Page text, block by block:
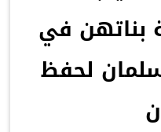
بناتهن في
لحفظ